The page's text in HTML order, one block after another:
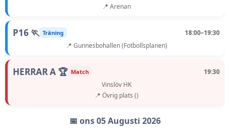
📍 Arenan
P16 🏃 Träning
18:00–19:30
📍 Gunnesbohallen (Fotbollsplanen)
HERRAR A 🏆 Match
19:30
Vinslöv HK
📍 Övrig plats ()
📅 ons 05 Augusti 2026